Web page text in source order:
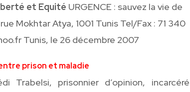
et Equité URGENCE : sauvez la vie de
Mokhtar Atya, 1001 Tunis Tel/Fax : 71 340
Tunis, le 26 décembre 2007
prison et maladie
Trabelsi, prisonnier d’opinion, incarcéré